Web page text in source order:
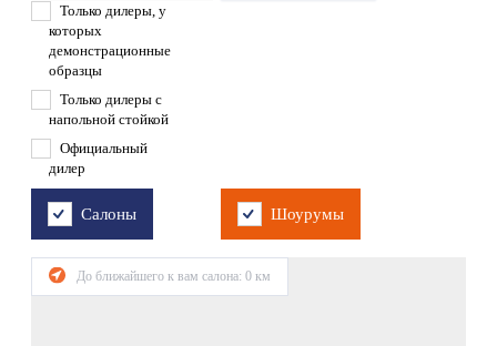
Только дилеры, у
которых
демонстрационные
образцы
Только дилеры с
напольной стойкой
Официальный
дилер
Салоны Шоурумы
До ближайшего к вам салона: 0 км